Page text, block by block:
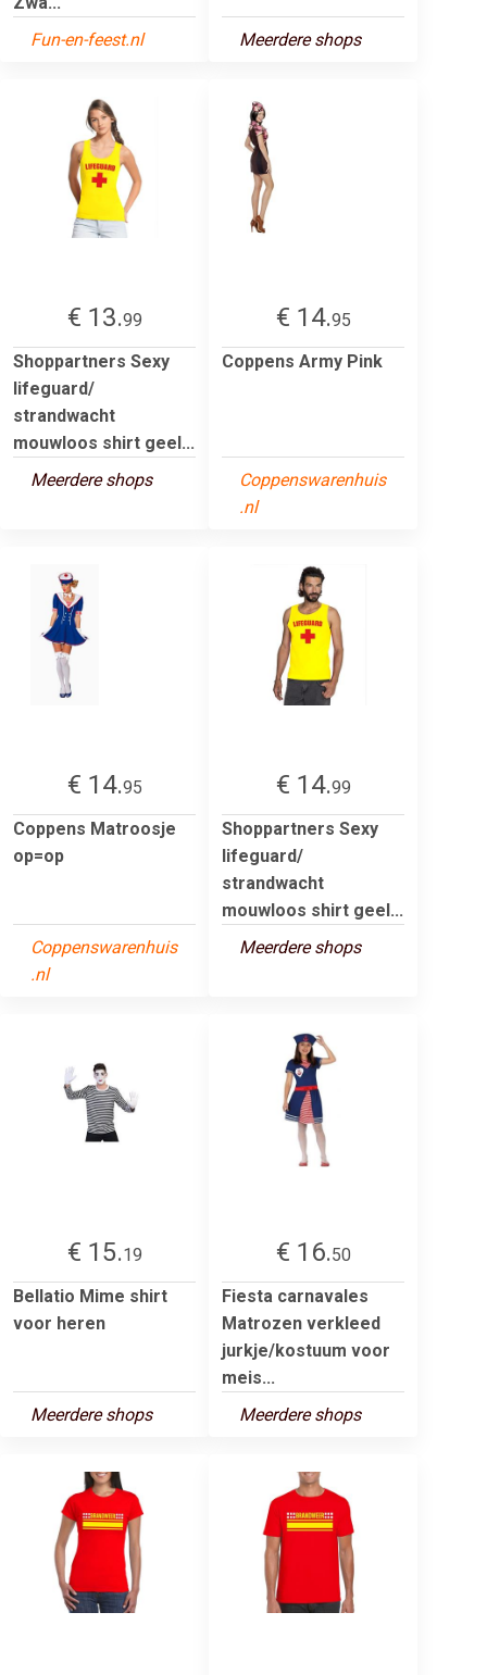
Fun-en-feest.nl
Meerdere shops
€ 13.99
Shoppartners Sexy
lifeguard/
strandwacht
mouwloos shirt geel...
Meerdere shops
€ 14.95
Coppens Army Pink
Coppenswarenhuis
.nl
€ 14.95
Coppens Matroosje
op=op
Coppenswarenhuis
.nl
€ 14.99
Shoppartners Sexy
lifeguard/
strandwacht
mouwloos shirt geel...
Meerdere shops
€ 15.19
Bellatio Mime shirt
voor heren
Meerdere shops
€ 16.50
Fiesta carnavales
Matrozen verkleed
jurkje/kostuum voor
meis...
Meerdere shops